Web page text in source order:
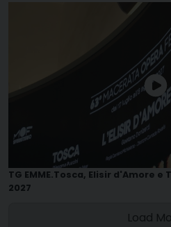
TG EMME.Tosca, Elisir d'Amore
2027
Load